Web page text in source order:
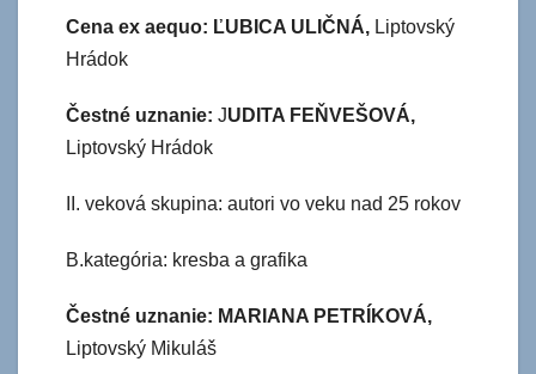
Cena ex aequo: ĽUBICA ULIČNÁ, Liptovský
Hrádok
Čestné uznanie: JUDITA FEŇVEŠOVÁ,
Liptovský Hrádok
II. veková skupina: autori vo veku nad 25 rokov
B.kategória: kresba a grafika
Čestné uznanie: MARIANA PETRÍKOVÁ,
Liptovský Mikuláš